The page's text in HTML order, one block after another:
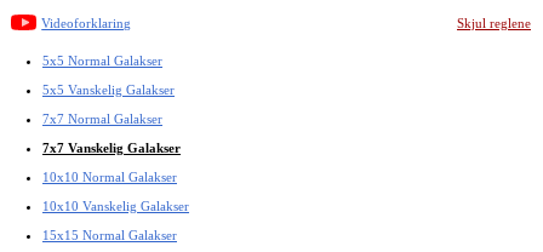
Videoforklaring Skjul reglene
5x5 Normal Galakser
5x5 Vanskelig Galakser
7x7 Normal Galakser
7x7 Vanskelig Galakser
10x10 Normal Galakser
10x10 Vanskelig Galakser
15x15 Normal Galakser